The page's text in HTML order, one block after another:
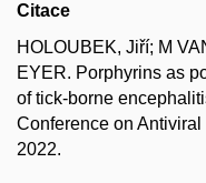
Citace
HOLOUBEK, Jiří; M
EYER. Porphyrins as
of tick-borne
Conference on
2022.